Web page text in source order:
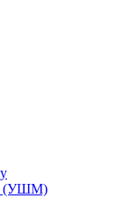
(УШМ)